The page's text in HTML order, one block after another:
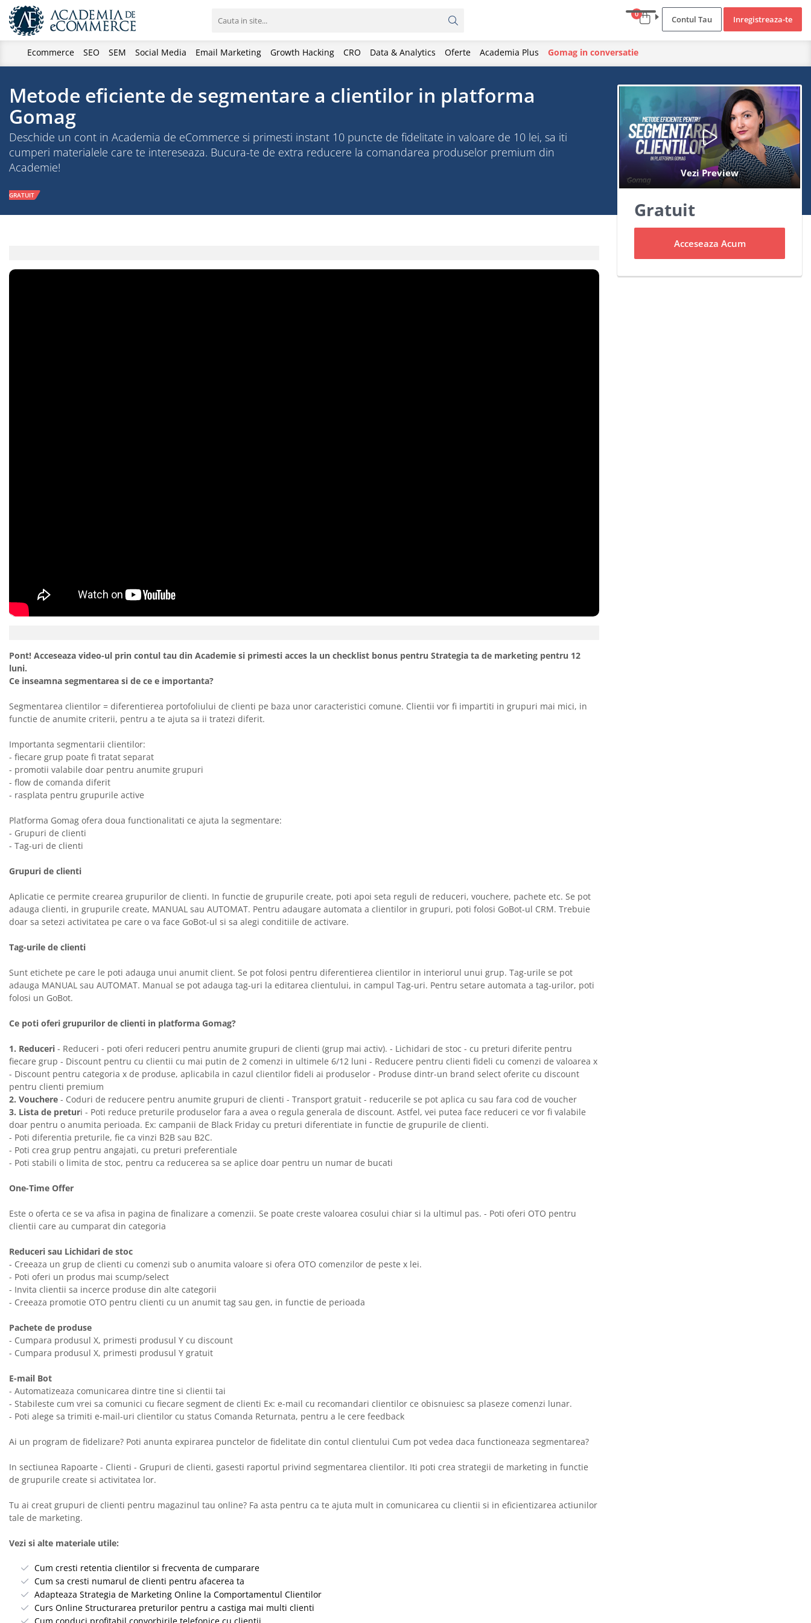
0
Contul Tau Inregistreaza-te
Ecommerce SEO SEM Social Media Email Marketing Growth Hacking CRO Data & Analytics Oferte Academia Plus Gomag in conversatie
Metode eficiente de segmentare a clientilor in platforma
Gomag
Deschide un cont in Academia de eCommerce si primesti instant 10 puncte de fidelitate in valoare de 10 lei, sa iti
cumperi materialele care te intereseaza. Bucura-te de extra reducere la comandarea produselor premium din
Academie!
GRATUIT
Gratuit
Acceseaza Acum
Pont! Acceseaza video-ul prin contul tau din Academie si primesti acces la un checklist bonus pentru Strategia ta de marketing pentru 12
luni.
Ce inseamna segmentarea si de ce e importanta?
Segmentarea clientilor = diferentierea portofoliului de clienti pe baza unor caracteristici comune. Clientii vor fi impartiti in grupuri mai mici, in
functie de anumite criterii, pentru a te ajuta sa ii tratezi diferit.
Importanta segmentarii clientilor:
- fiecare grup poate fi tratat separat
- promotii valabile doar pentru anumite grupuri
- flow de comanda diferit
- rasplata pentru grupurile active
Platforma Gomag ofera doua functionalitati ce ajuta la segmentare:
- Grupuri de clienti
- Tag-uri de clienti
Grupuri de clienti
Aplicatie ce permite crearea grupurilor de clienti. In functie de grupurile create, poti apoi seta reguli de reduceri, vouchere, pachete etc. Se pot
adauga clienti, in grupurile create, MANUAL sau AUTOMAT. Pentru adaugare automata a clientilor in grupuri, poti folosi GoBot-ul CRM. Trebuie
doar sa setezi activitatea pe care o va face GoBot-ul si sa alegi conditiile de activare.
Tag-urile de clienti
Sunt etichete pe care le poti adauga unui anumit client. Se pot folosi pentru diferentierea clientilor in interiorul unui grup. Tag-urile se pot
adauga MANUAL sau AUTOMAT. Manual se pot adauga tag-uri la editarea clientului, in campul Tag-uri. Pentru setare automata a tag-urilor, poti
folosi un GoBot.
Ce poti oferi grupurilor de clienti in platforma Gomag?
1. Reduceri - Reduceri - poti oferi reduceri pentru anumite grupuri de clienti (grup mai activ). - Lichidari de stoc - cu preturi diferite pentru
fiecare grup - Discount pentru cu clientii cu mai putin de 2 comenzi in ultimele 6/12 luni - Reducere pentru clienti fideli cu comenzi de valoarea x
- Discount pentru categoria x de produse, aplicabila in cazul clientilor fideli ai produselor - Produse dintr-un brand select oferite cu discount
pentru clienti premium
2. Vouchere - Coduri de reducere pentru anumite grupuri de clienti - Transport gratuit - reducerile se pot aplica cu sau fara cod de voucher
3. Lista de preturi - Poti reduce preturile produselor fara a avea o regula generala de discount. Astfel, vei putea face reduceri ce vor fi valabile
doar pentru o anumita perioada. Ex: campanii de Black Friday cu preturi diferentiate in functie de grupurile de clienti.
- Poti diferentia preturile, fie ca vinzi B2B sau B2C.
- Poti crea grup pentru angajati, cu preturi preferentiale
- Poti stabili o limita de stoc, pentru ca reducerea sa se aplice doar pentru un numar de bucati
One-Time Offer
Este o oferta ce se va afisa in pagina de finalizare a comenzii. Se poate creste valoarea cosului chiar si la ultimul pas. - Poti oferi OTO pentru
clientii care au cumparat din categoria
Reduceri sau Lichidari de stoc
- Creeaza un grup de clienti cu comenzi sub o anumita valoare si ofera OTO comenzilor de peste x lei.
- Poti oferi un produs mai scump/select
- Invita clientii sa incerce produse din alte categorii
- Creeaza promotie OTO pentru clienti cu un anumit tag sau gen, in functie de perioada
Pachete de produse
- Cumpara produsul X, primesti produsul Y cu discount
- Cumpara produsul X, primesti produsul Y gratuit
E-mail Bot
- Automatizeaza comunicarea dintre tine si clientii tai
- Stabileste cum vrei sa comunici cu fiecare segment de clienti Ex: e-mail cu recomandari clientilor ce obisnuiesc sa plaseze comenzi lunar.
- Poti alege sa trimiti e-mail-uri clientilor cu status Comanda Returnata, pentru a le cere feedback
Ai un program de fidelizare? Poti anunta expirarea punctelor de fidelitate din contul clientului Cum pot vedea daca functioneaza segmentarea?
In sectiunea Rapoarte - Clienti - Grupuri de clienti, gasesti raportul privind segmentarea clientilor. Iti poti crea strategii de marketing in functie
de grupurile create si activitatea lor.
Tu ai creat grupuri de clienti pentru magazinul tau online? Fa asta pentru ca te ajuta mult in comunicarea cu clientii si in eficientizarea actiunilor
tale de marketing.
Vezi si alte materiale utile:
Cum cresti retentia clientilor si frecventa de cumparare
Cum sa cresti numarul de clienti pentru afacerea ta
Adapteaza Strategia de Marketing Online la Comportamentul Clientilor
Curs Online Structurarea preturilor pentru a castiga mai multi clienti